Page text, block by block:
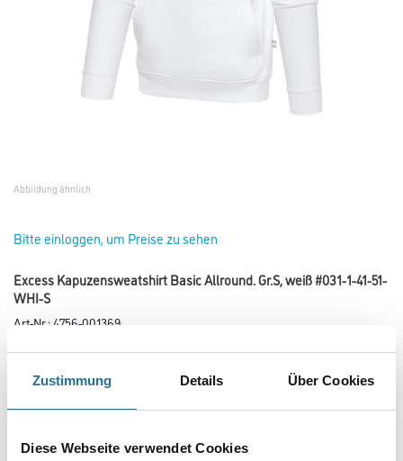
Zustimmung Details Über Cookies
Diese Webseite verwendet Cookies
Abbildung ähnlich
Bitte einloggen, um Preise zu sehen
Excess Kapuzensweatshirt Basic Allround. Gr.S, weiß #031-1-41-51-
WHI-S
Art-Nr.:4756-001369